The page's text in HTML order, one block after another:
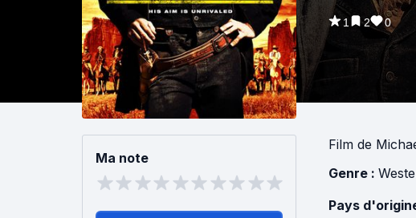
1 2 0
Ma note
Film de
Genre :
Pays